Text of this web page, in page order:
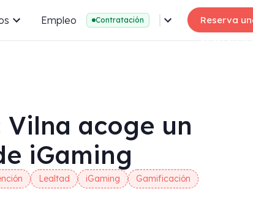
Empleo Contratación Reserva
Vilna acoge un
iGaming
Lealtad iGaming
Gamificación